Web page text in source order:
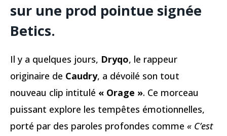
sur une prod pointue signée
Betics.
Il y a quelques jours, Dryqo, le rappeur
originaire de Caudry, a dévoilé son tout
nouveau clip intitulé « Orage ». Ce morceau
puissant explore les tempêtes émotionnelles,
porté par des paroles profondes comme « C’est